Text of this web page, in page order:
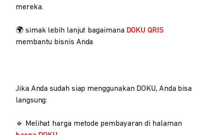
mereka.
🌍 simak lebih lanjut bagaimana DOKU QRIS
membantu bisnis Anda
Jika Anda sudah siap menggunakan DOKU, Anda bisa
langsung:
🔹 Melihat harga metode pembayaran di halaman